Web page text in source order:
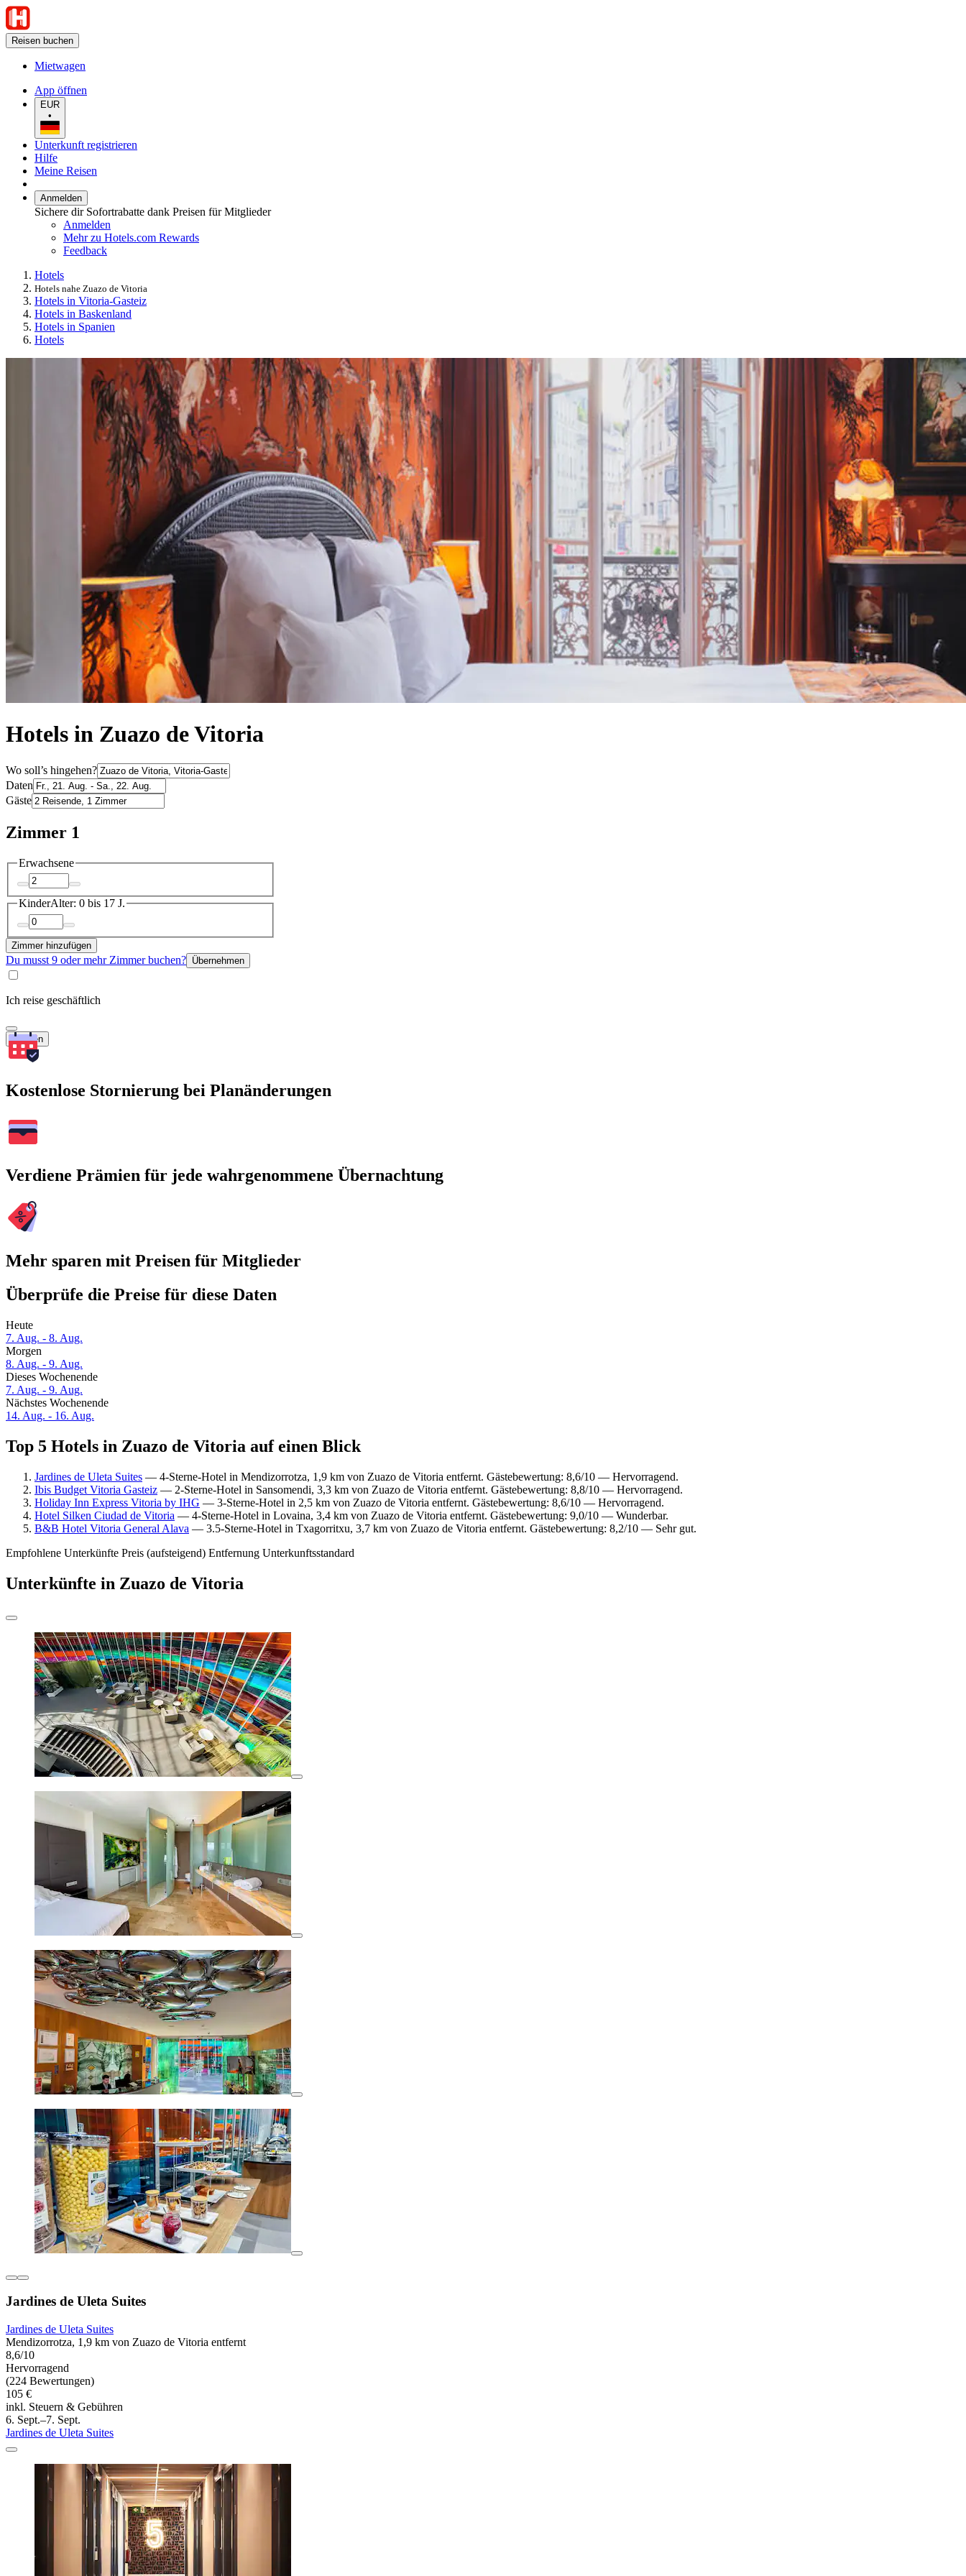
Reisen buchen
Mietwagen
App öffnen
EUR
•
Unterkunft registrieren
Hilfe
Meine Reisen
Anmelden
Sichere dir Sofortrabatte dank Preisen für Mitglieder
Anmelden
Mehr zu Hotels.com Rewards
Feedback
Hotels
Hotels nahe Zuazo de Vitoria
Hotels in Vitoria-Gasteiz
Hotels in Baskenland
Hotels in Spanien
Hotels
Hotels in Zuazo de Vitoria
Wo soll’s hingehen?
Daten
Gäste
Zimmer 1
Erwachsene
KinderAlter: 0 bis 17 J.
Zimmer hinzufügen
Du musst 9 oder mehr Zimmer buchen? Übernehmen
Ich reise geschäftlich
Suchen
Kostenlose Stornierung bei Planänderungen
Verdiene Prämien für jede wahrgenommene Übernachtung
Mehr sparen mit Preisen für Mitglieder
Überprüfe die Preise für diese Daten
Heute
7. Aug. - 8. Aug.
Morgen
8. Aug. - 9. Aug.
Dieses Wochenende
7. Aug. - 9. Aug.
Nächstes Wochenende
14. Aug. - 16. Aug.
Top 5 Hotels in Zuazo de Vitoria auf einen Blick
Jardines de Uleta Suites — 4-Sterne-Hotel in Mendizorrotza, 1,9 km von Zuazo de Vitoria entfernt. Gästebewertung: 8,6/10 — Hervorragend.
Ibis Budget Vitoria Gasteiz — 2-Sterne-Hotel in Sansomendi, 3,3 km von Zuazo de Vitoria entfernt. Gästebewertung: 8,8/10 — Hervorragend.
Holiday Inn Express Vitoria by IHG — 3-Sterne-Hotel in 2,5 km von Zuazo de Vitoria entfernt. Gästebewertung: 8,6/10 — Hervorragend.
Hotel Silken Ciudad de Vitoria — 4-Sterne-Hotel in Lovaina, 3,4 km von Zuazo de Vitoria entfernt. Gästebewertung: 9,0/10 — Wunderbar.
B&B Hotel Vitoria General Alava — 3.5-Sterne-Hotel in Txagorritxu, 3,7 km von Zuazo de Vitoria entfernt. Gästebewertung: 8,2/10 — Sehr gut.
Empfohlene Unterkünfte Preis (aufsteigend) Entfernung Unterkunftsstandard
Unterkünfte in Zuazo de Vitoria
Jardines de Uleta Suites
Jardines de Uleta Suites
Mendizorrotza, 1,9 km von Zuazo de Vitoria entfernt
8,6/10
Hervorragend
(224 Bewertungen)
105 €
inkl. Steuern & Gebühren
6. Sept.–7. Sept.
Jardines de Uleta Suites